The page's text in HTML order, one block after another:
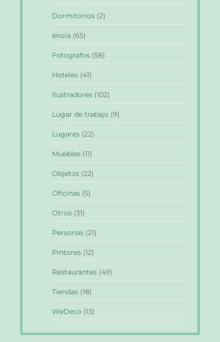
Dormitorios (2)
énola (65)
Fotografos (58)
Hoteles (41)
Ilustradores (102)
Lugar de trabajo (9)
Lugares (22)
Muebles (11)
Objetos (22)
Oficinas (5)
Otros (31)
Personas (21)
Pintores (12)
Restaurantes (49)
Tiendas (18)
WeDeco (13)